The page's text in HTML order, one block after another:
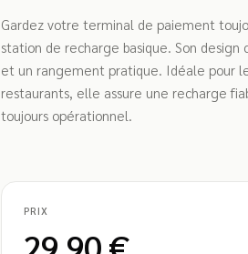
Gardez votre terminal de paiement
station de recharge basique. Son
et un rangement pratique. Idéale pour
restaurants, elle assure une recharge
toujours opérationnel.
PRIX